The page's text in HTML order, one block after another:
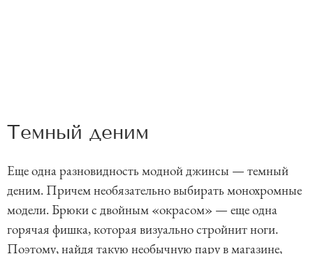
Темный деним
Еще одна разновидность модной джинсы — темный
деним. Причем необязательно выбирать монохромные
модели. Брюки с двойным «окрасом» — еще одна
горячая фишка, которая визуально стройнит ноги.
Поэтому, найдя такую необычную пару в магазине,